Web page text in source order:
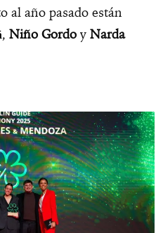
al año pasado están
, Niño Gordo y Narda